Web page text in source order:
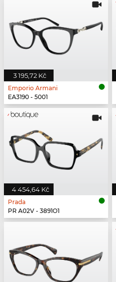
3 195,72 Kč
Emporio Armani
EA3190 - 5001
4 454,64 Kč
Prada
PR A02V - 3891O1